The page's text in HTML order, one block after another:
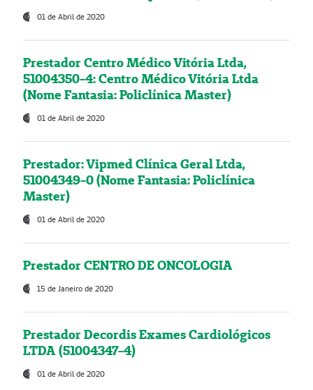
01 de Abril de 2020
Prestador Centro Médico Vitória Ltda,
51004350-4: Centro Médico Vitória Ltda
(Nome Fantasia: Policlínica Master)
01 de Abril de 2020
Prestador: Vipmed Clínica Geral Ltda,
51004349-0 (Nome Fantasia: Policlínica
Master)
01 de Abril de 2020
Prestador CENTRO DE ONCOLOGIA
15 de Janeiro de 2020
Prestador Decordis Exames Cardiológicos
LTDA (51004347-4)
01 de Abril de 2020